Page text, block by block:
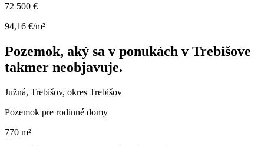
72 500 €
94,16 €/m²
Pozemok, aký sa v ponukách v Trebišove
takmer neobjavuje.
Južná, Trebišov, okres Trebišov
Pozemok pre rodinné domy
770 m²